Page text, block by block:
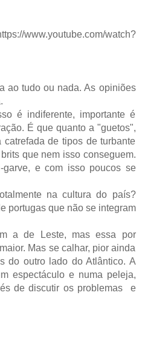
www.youtube.com/watch?
ao tudo ou nada. As opiniões
é indiferente, importante é
É que quanto a "guetos",
de tipos de turbante
que nem isso conseguem.
garve, e com isso poucos se
na cultura do país?
portugas que não se integram
a de Leste, mas essa por
Mas se calhar, pior ainda
do outro lado do Atlântico. A
espectáculo e numa peleja,
de discutir os problemas e